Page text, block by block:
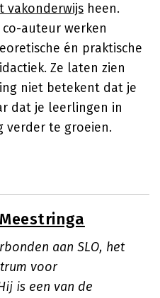
vakonderwijs heen.
co-auteur werken
én praktische
Ze laten zien
niet betekent dat je
dat je leerlingen in
verder te groeien.
aan SLO, het
voor
is een van de